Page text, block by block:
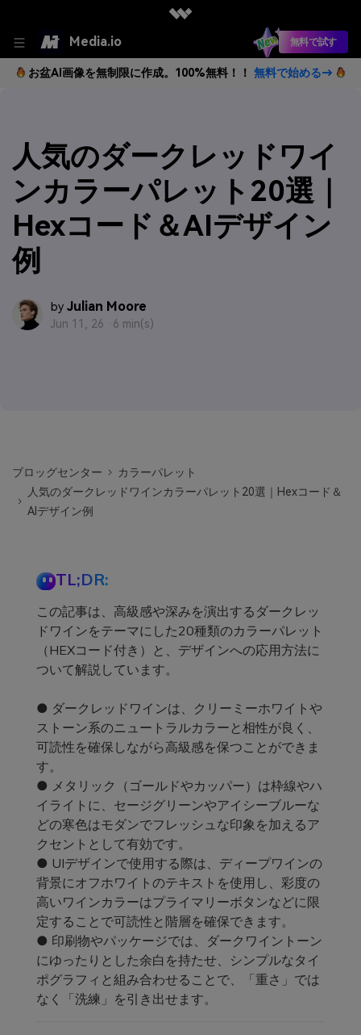
Media.io 無料で試す
お盆AI画像を無制限に作成。100%無料！！ 無料で始める→
人気のダークレッドワイ
ンカラーパレット20選｜
Hexコード＆AIデザイン
例
by Julian Moore
Jun 11, 26 · 6 min(s)
ブロッグセンター
カラーパレット
人気のダークレッドワインカラーパレット20選｜Hexコード＆
AIデザイン例
TL;DR:
この記事は、高級感や深みを演出するダークレッ
ドワインをテーマにした20種類のカラーパレット
（HEXコード付き）と、デザインへの応用方法に
ついて解説しています。
● ダークレッドワインは、クリーミーホワイトや
ストーン系のニュートラルカラーと相性が良く、
可読性を確保しながら高級感を保つことができま
す。
● メタリック（ゴールドやカッパー）は枠線やハ
イライトに、セージグリーンやアイシーブルーな
どの寒色はモダンでフレッシュな印象を加えるア
クセントとして有効です。
● UIデザインで使用する際は、ディープワインの
背景にオフホワイトのテキストを使用し、彩度の
高いワインカラーはプライマリーボタンなどに限
定することで可読性と階層を確保できます。
● 印刷物やパッケージでは、ダークワイントーン
にゆったりとした余白を持たせ、シンプルなタイ
ポグラフィと組み合わせることで、「重さ」では
なく「洗練」を引き出せます。